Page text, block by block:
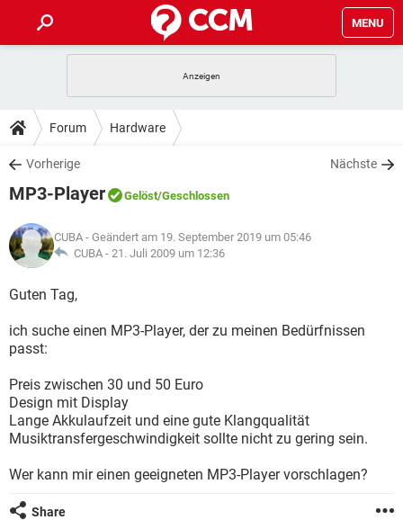
MENU
ANDROID
WINDOWS 10
WHATSAPP TIKTOK
FACEBOOK
TIPPS & TRICKS
SPIELE
WHATSAPP TIKTOK
FACEBOOK
DOWNLOADS
SPIELE STREAMING
ANDROID
WINDOWS 10 INSTAGRAM
WHATSAPP
SPIELE STREAMING
ANDROID
WINDOWS 10
WHATSAPP TIKTOK
LEXIKON
SPIELE
WINDOWS 10
WHATSAPP
FACEBOOK
Forum Hardware
Vorherige Nächste
MP3-Player Gelöst/Geschlossen
CUBA - Geändert am 19. September 2019 um 05:46
CUBA - 21. Juli 2009 um 12:36
Guten Tag,
ich suche einen MP3-Player, der zu meinen Bedürfnissen
passt:
Preis zwischen 30 und 50 Euro
Design mit Display
Lange Akkulaufzeit und eine gute Klangqualität
Musiktransfergeschwindigkeit sollte nicht zu gering sein.
Wer kann mir einen geeigneten MP3-Player vorschlagen?
Share